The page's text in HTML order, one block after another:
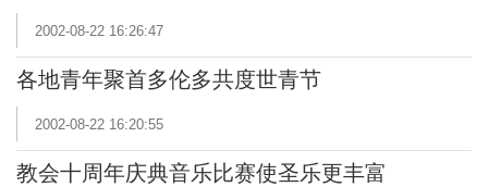
2002-08-22 16:26:47
各地青年聚首多伦多共度世青节
2002-08-22 16:20:55
教会十周年庆典音乐比赛使圣乐更丰富